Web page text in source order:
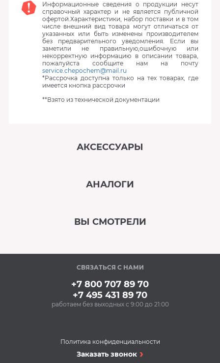
Информационные сведения о продукции несут
справочный характер и не является публичной
офертой.Характеристики, набор поставки и в том
числе внешний вид товара могут отличаться от
указанных или быть изменены производителем
без предварительного уведомления. Если вы
заметили не правильную,ошибочную или
некорректную информацию в описании товара,
пожалуйста сообщите нам на почту
service.chepochem@mail.ru
*Рассрочка доступна только на тех товарах, где
имеется кнопка рассрочки
**Взято из технической документации
АКСЕССУАРЫ
стали BON BN-175
(500 мл)
348 Р
АНАЛОГИ
Варочная панель
ВЫ СМОТРЕЛИ
В наличии
СВЯЗАТЬСЯ С НАМИ
+7 800 707 89 70
+7 495 431 89 70
работаем без выходных с 9:00 до 21:00
Политика конфиденциальности
Заказать звонок